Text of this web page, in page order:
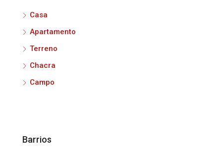
Casa
Apartamento
Terreno
Chacra
Campo
Barrios